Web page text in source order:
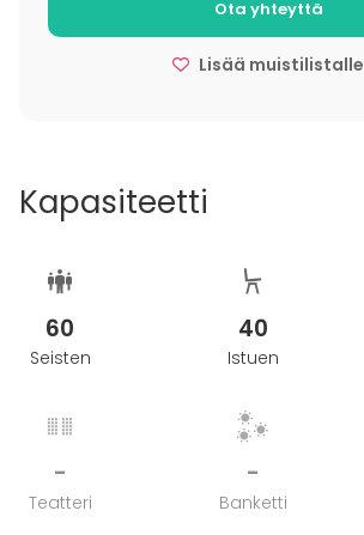
Ota yhteyttä
Lisää muistilistalle
Kapasiteetti
60
Seisten
40
Istuen
-
Teatteri
-
Banketti